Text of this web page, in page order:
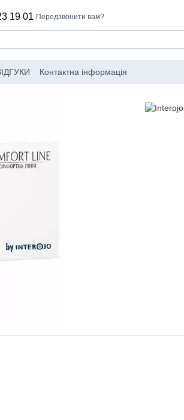
19 01 Передзвонити вам?
Контактна інформація